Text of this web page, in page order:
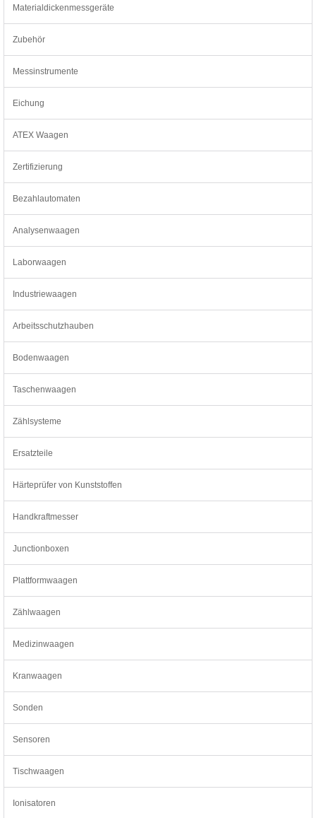
Materialdickenmessgeräte
Zubehör
Messinstrumente
Eichung
ATEX Waagen
Zertifizierung
Bezahlautomaten
Analysenwaagen
Laborwaagen
Industriewaagen
Arbeitsschutzhauben
Bodenwaagen
Taschenwaagen
Zählsysteme
Ersatzteile
Härteprüfer von Kunststoffen
Handkraftmesser
Junctionboxen
Plattformwaagen
Zählwaagen
Medizinwaagen
Kranwaagen
Sonden
Sensoren
Tischwaagen
Ionisatoren